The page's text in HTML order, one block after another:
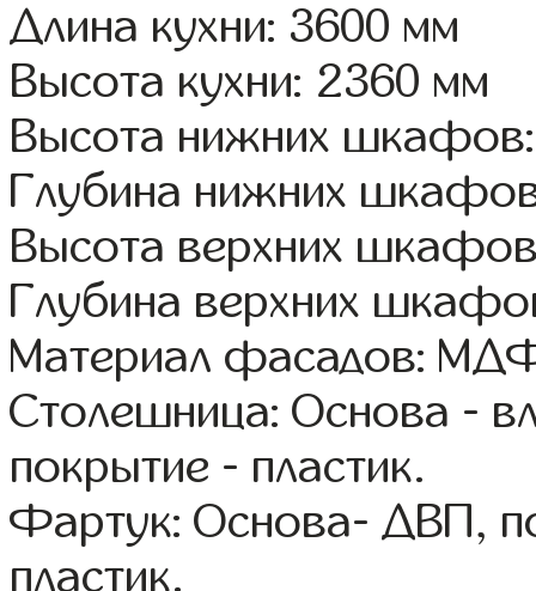
Длина кухни: 3600 мм
Высота кухни: 2360 мм
Высота нижних
Глубина нижних
Высота верхних
Глубина верхних
Материал фасадов:
Столешница: Основа -
покрытие - пластик.
Фартук: Основа- ДВП,
пластик.